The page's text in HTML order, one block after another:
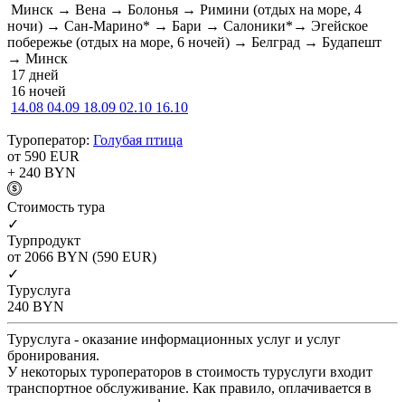
Минск → Вена → Болонья → Римини (отдых на море, 4
ночи) → Сан-Марино* → Бари → Салоники*→ Эгейское
побережье (отдых на море, 6 ночей) → Белград → Будапешт
→ Минск
17 дней
16 ночей
14.08 04.09 18.09 02.10 16.10
Туроператор: Голубая птица
от 590 EUR
+ 240 BYN
Cтоимость тура
✓
Турпродукт
от 2066 BYN (590 EUR)
✓
Туруслуга
240 BYN
Туруслуга - оказание информационных услуг и услуг
бронирования.
У некоторых туроператоров в стоимость туруслуги входит
транспортное обслуживание. Как правило, оплачивается в